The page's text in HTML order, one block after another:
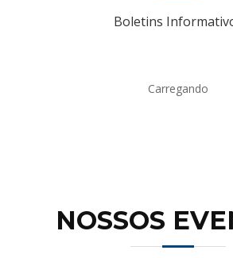
Boletins
Carregando
NOSSOS